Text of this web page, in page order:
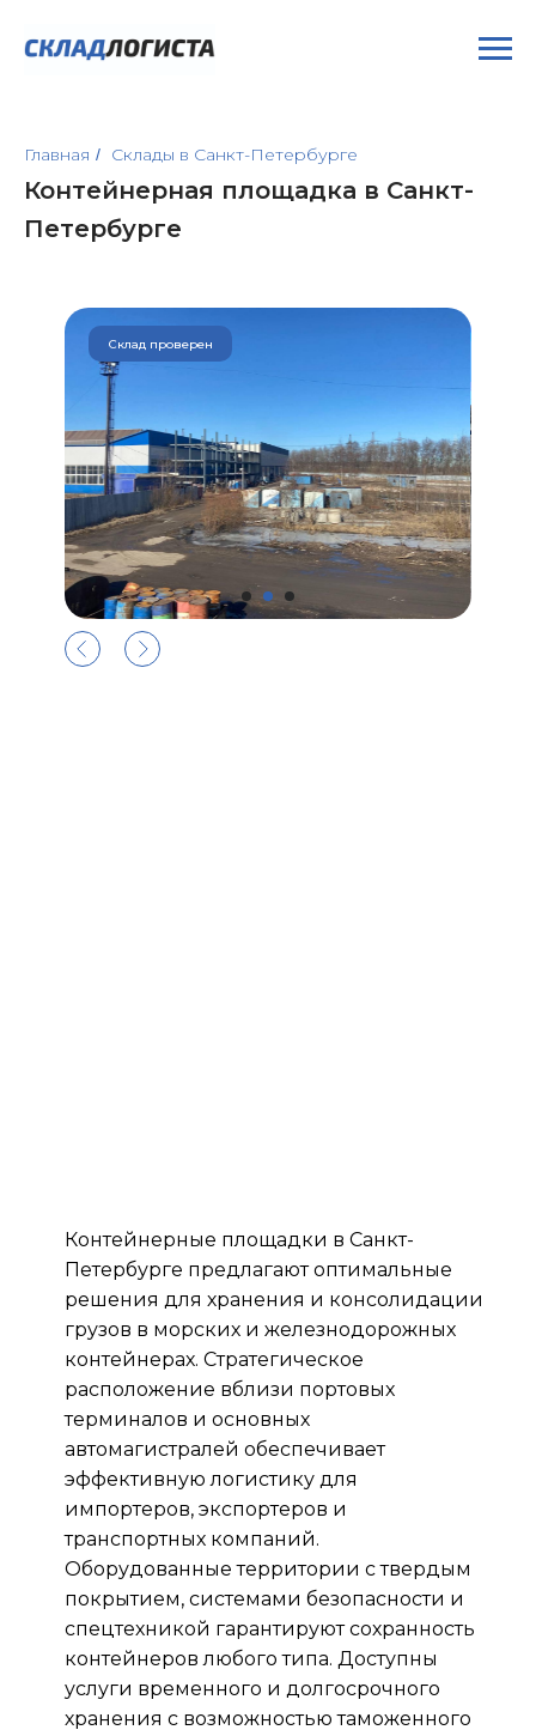
Главная / Склады в Санкт-Петербурге
Контейнерная площадка в Санкт-
Петербурге
Склад проверен
Контейнерные площадки в Санкт-
Петербурге предлагают оптимальные
решения для хранения и консолидации
грузов в морских и железнодорожных
контейнерах. Стратегическое
расположение вблизи портовых
терминалов и основных
автомагистралей обеспечивает
эффективную логистику для
импортеров, экспортеров и
транспортных компаний.
Оборудованные территории с твердым
покрытием, системами безопасности и
спецтехникой гарантируют сохранность
контейнеров любого типа. Доступны
услуги временного и долгосрочного
хранения с возможностью таможенного